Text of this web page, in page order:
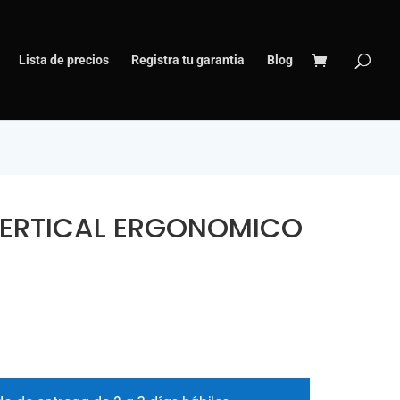
Lista de precios Registra tu garantia Blog
ERGONOMICO